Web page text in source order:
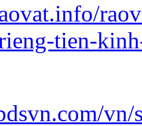
tien-
vn/